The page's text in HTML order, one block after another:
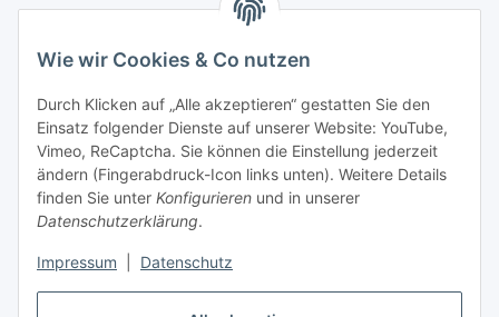
Wie wir Cookies & Co nutzen
Durch Klicken auf „Alle akzeptieren“ gestatten Sie den
Einsatz folgender Dienste auf unserer Website: YouTube,
Vimeo, ReCaptcha. Sie können die Einstellung jederzeit
ändern (Fingerabdruck-Icon links unten). Weitere Details
finden Sie unter Konfigurieren und in unserer
Datenschutzerklärung.
Impressum Datenschutz
Informationen
Gesetzliche Informationen
Mein Konto